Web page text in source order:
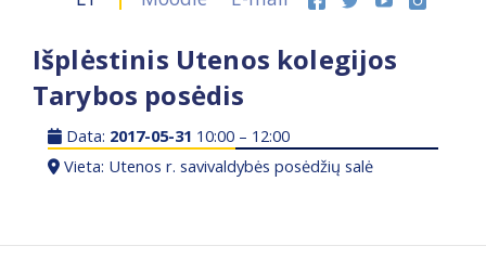
Išplėstinis Utenos kolegijos
Tarybos posėdis
Data: 2017-05-31 10:00 – 12:00
Vieta: Utenos r. savivaldybės posėdžių salė